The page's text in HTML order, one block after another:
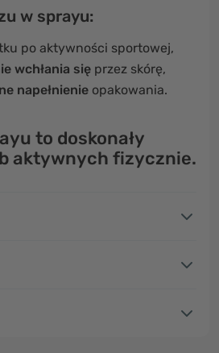
w sprayu:
po aktywności sportowej,
wchłania się przez skórę,
napełnienie opakowania.
to doskonały
aktywnych fizycznie.